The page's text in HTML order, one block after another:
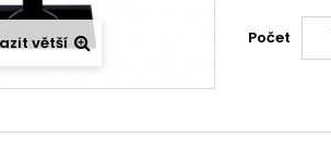
větší Počet